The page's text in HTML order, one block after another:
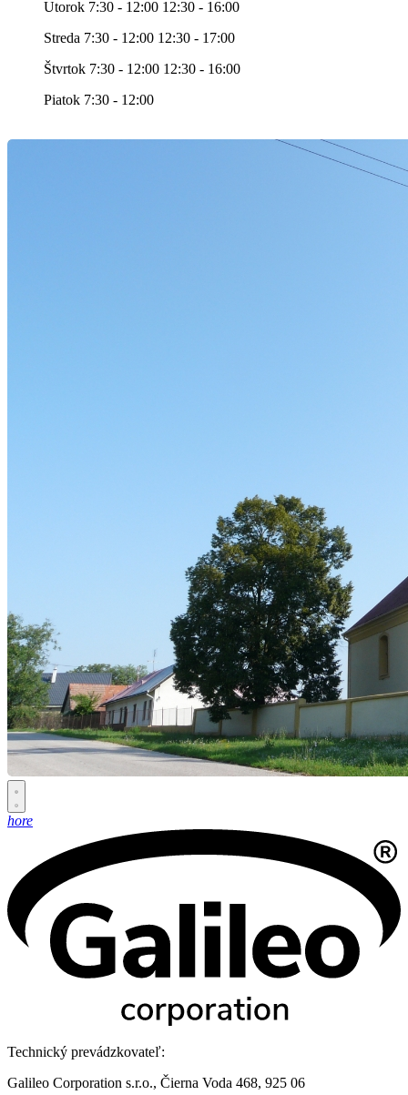
Utorok 7:30 - 12:00 12:30 - 16:00
Streda 7:30 - 12:00 12:30 - 17:00
Štvrtok 7:30 - 12:00 12:30 - 16:00
Piatok 7:30 - 12:00
hore
Technický prevádzkovateľ:
Galileo Corporation s.r.o., Čierna Voda 468, 925 06